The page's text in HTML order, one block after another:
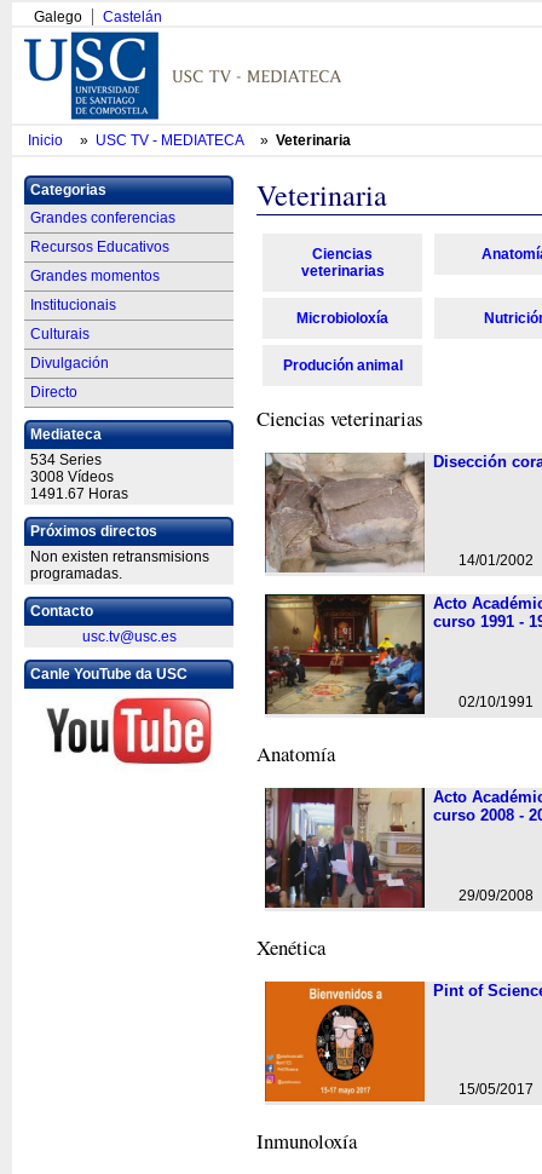
Galego Castelán
Inicio » USC TV - MEDIATECA » Veterinaria
Categorias
Grandes conferencias
Recursos Educativos
Grandes momentos
Institucionais
Culturais
Divulgación
Directo
Mediateca
534 Series
3008 Vídeos
1491.67 Horas
Próximos directos
Non existen retransmisions
programadas.
Contacto
usc.tv@usc.es
Canle YouTube da USC
Veterinaria
Ciencias
veterinarias
Microbioloxí­a
Produción animal
Ciencias veterinarias
Disección
14/01/2002
Acto
curso 1991 -
02/10/1991
Anatomí­a
Acto
curso 2008 -
29/09/2008
Xenética
Pint of
15/05/2017
Inmunoloxí­a